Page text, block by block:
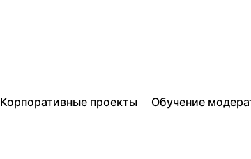
Корпоративные проекты Обучение